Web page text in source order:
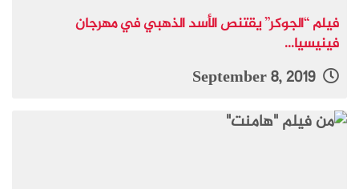
فيلم “الجوكر” يقتنص الأسد الذهبي في مهرجان
فينيسيا...
September 8, 2019